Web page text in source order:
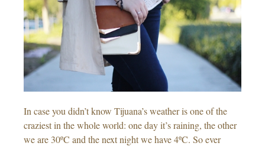
In case you didn’t know Tijuana’s weather is one of the
craziest in the whole world: one day it’s raining, the other
we are 30ºC and the next night we have 4ºC. So ever